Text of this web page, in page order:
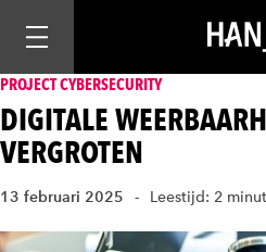
Mobiele navigatie openen
PROJECT CYBERSECURITY
DIGITALE
VERGROTEN
13 februari 2025 Leestijd: 2